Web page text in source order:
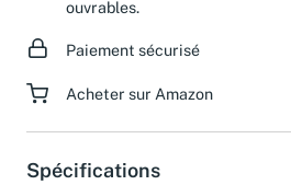
ouvrables.
Paiement sécurisé
Acheter sur Amazon
Spécifications